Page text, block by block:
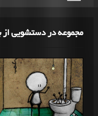
مجموعه در دستشویی از